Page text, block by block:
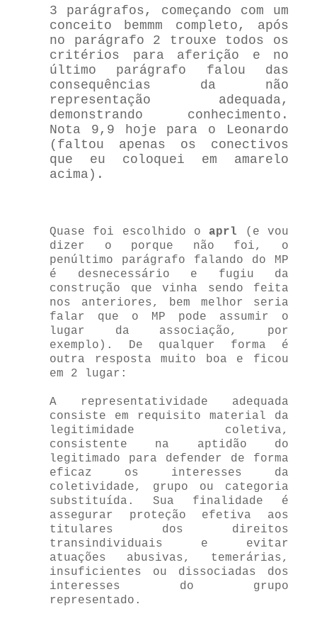
3 parágrafos, começando com um
conceito bemmm completo, após
no parágrafo 2 trouxe todos os
critérios para aferição e no
último parágrafo falou das
consequências da não
representação adequada,
demonstrando conhecimento.
Nota 9,9 hoje para o Leonardo
(faltou apenas os conectivos
que eu coloquei em amarelo
acima).
Quase foi escolhido o aprl (e vou
dizer o porque não foi, o
penúltimo parágrafo falando do MP
é desnecessário e fugiu da
construção que vinha sendo feita
nos anteriores, bem melhor seria
falar que o MP pode assumir o
lugar da associação, por
exemplo). De qualquer forma é
outra resposta muito boa e ficou
em 2 lugar:
A representatividade adequada
consiste em requisito material da
legitimidade coletiva,
consistente na aptidão do
legitimado para defender de forma
eficaz os interesses da
coletividade, grupo ou categoria
substituída. Sua finalidade é
assegurar proteção efetiva aos
titulares dos direitos
transindividuais e evitar
atuações abusivas, temerárias,
insuficientes ou dissociadas dos
interesses do grupo
representado.